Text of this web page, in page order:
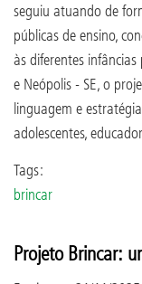
seguiu atuando de
públicas de ensino,
às diferentes infâncias
e Neópolis - SE, o
linguagem e
adolescentes,
Tags:
brincar
Projeto Brincar: